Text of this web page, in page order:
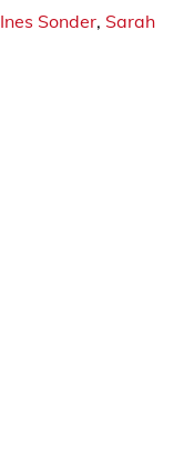
Ines Sonder, Sarah